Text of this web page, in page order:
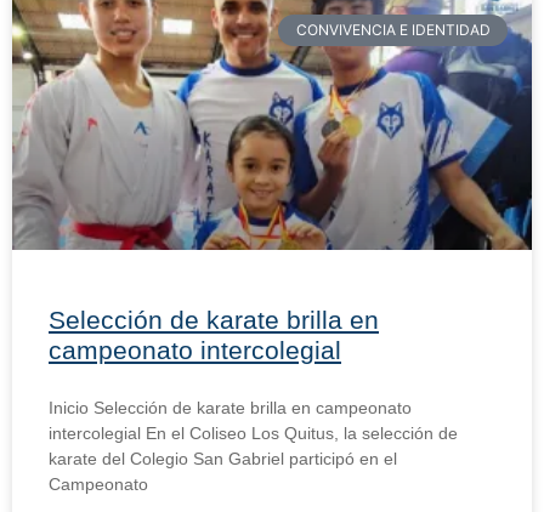
CONVIVENCIA E IDENTIDAD
Selección de karate brilla en
campeonato intercolegial
Inicio Selección de karate brilla en campeonato
intercolegial En el Coliseo Los Quitus, la selección de
karate del Colegio San Gabriel participó en el
Campeonato